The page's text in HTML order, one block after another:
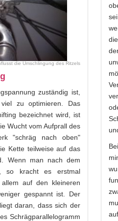
die Umschlingung des Ritzels
zuständig ist,
zu optimieren. Das
bezeichnet wird, ist
Wucht vom Aufprall des
"schräg nach oben"
Kette teilweise auf das
Wenn man nach dem
so kracht es erstmal
auf den kleineren
gespannt ist. Der
daran, dass sich der
Schrägparallelogramm